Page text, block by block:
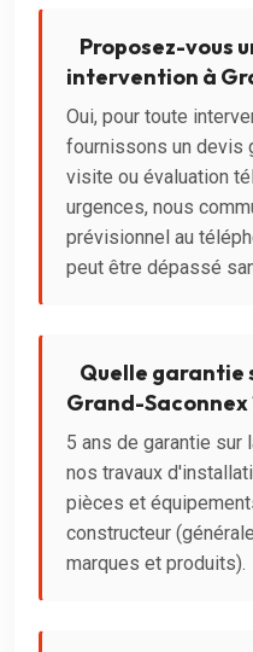
Proposez-vous
intervention à
Oui, pour toute
fournissons un devis
visite ou évaluation
urgences, nous
prévisionnel au
peut être dépassé
Quelle garantie
Grand-Saconnex
5 ans de garantie
nos travaux
pièces et
constructeur
marques et produits).